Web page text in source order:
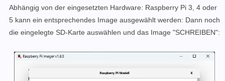
Abhängig von der eingesetzten Hardware: Raspberry Pi 3, 4 oder
5 kann ein entsprechendes Image ausgewählt werden: Dann noch
die eingelegte SD-Karte auswählen und das Image "SCHREIBEN":